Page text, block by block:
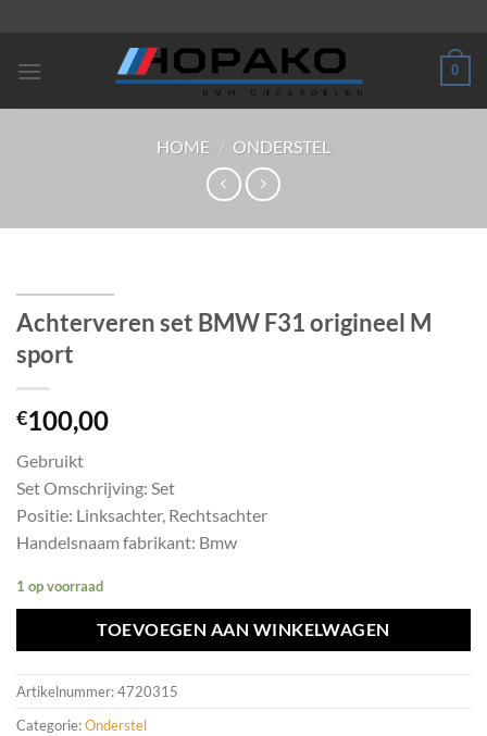
inhoud
0
HOME / ONDERSTEL
Achterveren set BMW F31 origineel M
sport
€100,00
Gebruikt
Set Omschrijving: Set
Positie: Linksachter, Rechtsachter
Handelsnaam fabrikant: Bmw
1 op voorraad
TOEVOEGEN AAN WINKELWAGEN
Artikelnummer:4720315
Categorie:Onderstel